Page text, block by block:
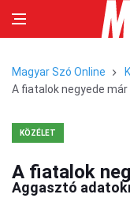
Magyar Szó Online
A fiatalok negyede
KÖZÉLET
A fiatalok
Aggasztó